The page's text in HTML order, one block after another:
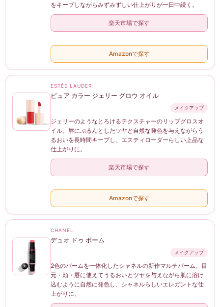
をキープしながらみずみずしい仕上がりが一日中続く。
楽天市場で探す
Amazonで探す
ESTÉE LAUDER
ピュア カラー ジェリー グロウ オイル
メイクアップ
ジェリーのようなとろけるテクスチャーのリップグロスオ
イル。唇にぷるんとしたツヤと自然な発色を与えながらう
るおいを長時間キープし、エスティローダーらしい上品な
仕上がりに。
楽天市場で探す
Amazonで探す
CHANEL
デュオ ドゥ ボーム
メイクアップ
2色のバームを一体化したシャネルの新作マルチバーム。目
元・頬・唇に使えてうるおいとツヤを与えながら肌に溶け
込むように自然に発色し、シャネルらしいエレガントな仕
上がりに。